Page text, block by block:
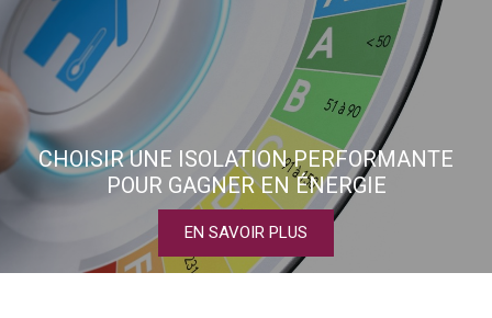
CHOISIR UNE ISOLATION PERFORMANTE
POUR GAGNER EN ÉNERGIE
EN SAVOIR PLUS